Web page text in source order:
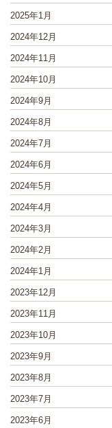
2025年1月
2024年12月
2024年11月
2024年10月
2024年9月
2024年8月
2024年7月
2024年6月
2024年5月
2024年4月
2024年3月
2024年2月
2024年1月
2023年12月
2023年11月
2023年10月
2023年9月
2023年8月
2023年7月
2023年6月